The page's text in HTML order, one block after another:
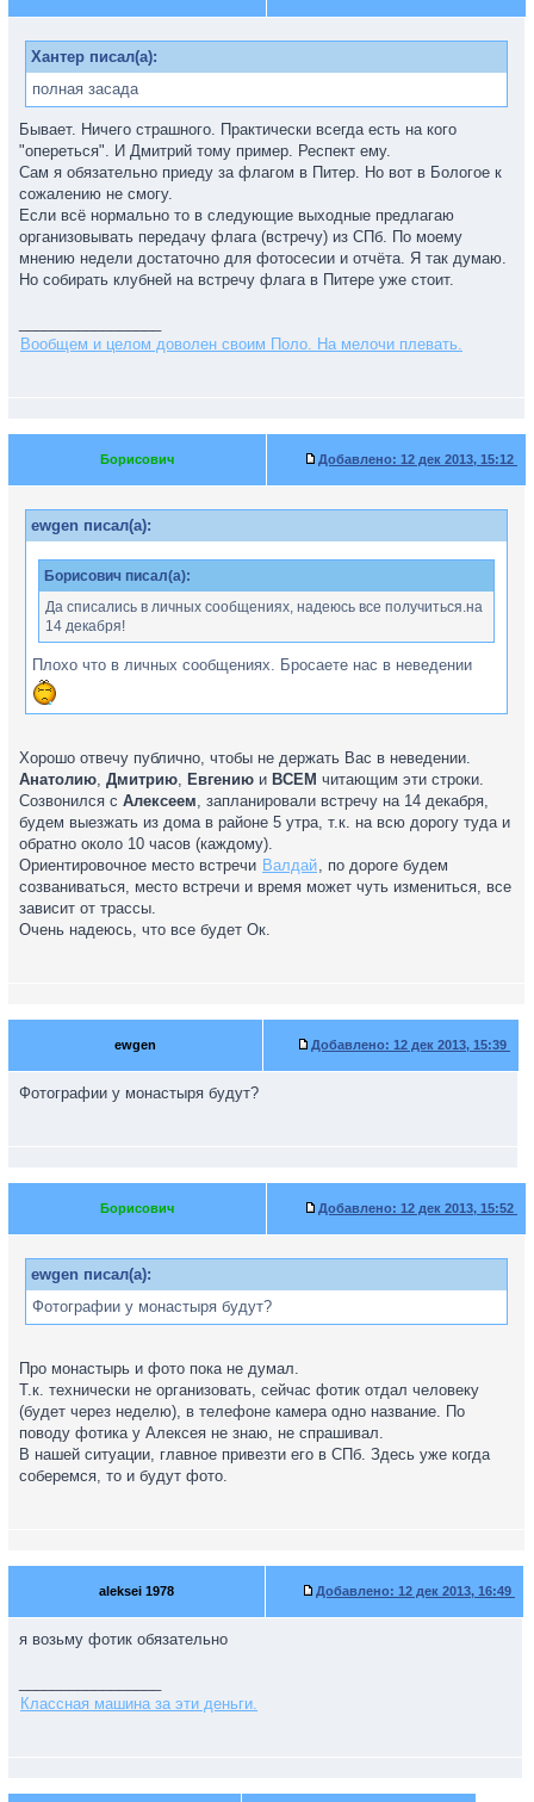
Хантер писал(а):
полная засада
Бывает. Ничего страшного. Практически всегда есть на кого
"опереться". И Дмитрий тому пример. Респект ему.
Сам я обязательно приеду за флагом в Питер. Но вот в Бологое к
сожалению не смогу.
Если всё нормально то в следующие выходные предлагаю
организовывать передачу флага (встречу) из СПб. По моему
мнению недели достаточно для фотосесии и отчёта. Я так думаю.
Но собирать клубней на встречу флага в Питере уже стоит.
Вообщем и целом доволен своим Поло. На мелочи плевать.
Борисович Добавлено: 12 дек 2013, 15:12
ewgen писал(а):
Борисович писал(а):
Да списались в личных сообщениях, надеюсь все получиться.на
14 декабря!
Плохо что в личных сообщениях. Бросаете нас в неведении
Хорошо отвечу публично, чтобы не держать Вас в неведении.
Анатолию, Дмитрию, Евгению и ВСЕМ читающим эти строки.
Созвонился с Алексеем, запланировали встречу на 14 декабря,
будем выезжать из дома в районе 5 утра, т.к. на всю дорогу туда и
обратно около 10 часов (каждому).
Ориентировочное место встречи Валдай, по дороге будем
созваниваться, место встречи и время может чуть измениться, все
зависит от трассы.
Очень надеюсь, что все будет Ок.
ewgen Добавлено: 12 дек 2013, 15:39
Фотографии у монастыря будут?
Борисович Добавлено: 12 дек 2013, 15:52
ewgen писал(а):
Фотографии у монастыря будут?
Про монастырь и фото пока не думал.
Т.к. технически не организовать, сейчас фотик отдал человеку
(будет через неделю), в телефоне камера одно название. По
поводу фотика у Алексея не знаю, не спрашивал.
В нашей ситуации, главное привезти его в СПб. Здесь уже когда
соберемся, то и будут фото.
aleksei 1978 Добавлено: 12 дек 2013, 16:49
я возьму фотик обязательно
Классная машина за эти деньги.